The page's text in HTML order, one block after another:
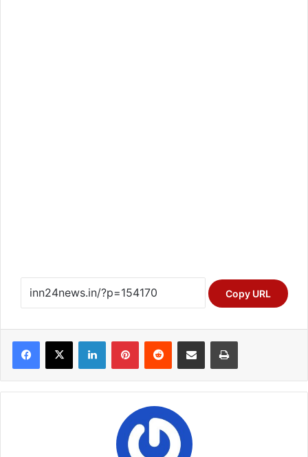
Copy URL
Facebook
X LinkedInPinterestReddit Share via Email Print